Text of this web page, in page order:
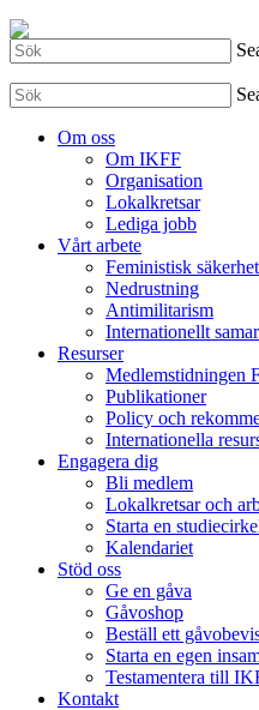
Om oss
Om IKFF
Organisation
Lokalkretsar
Lediga jobb
Vårt arbete
Feministisk
Nedrustning
Antimilitarism
Internationellt
Resurser
Medlemstidningen
Publikationer
Policy och
Internationella
Engagera dig
Bli medlem
Lokalkretsar och
Starta en
Kalendariet
Stöd oss
Ge en gåva
Gåvoshop
Beställ ett
Starta en egen
Testamentera till
Kontakt